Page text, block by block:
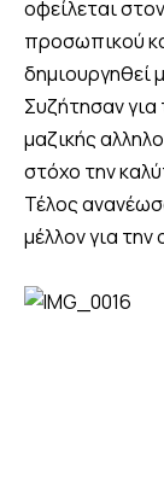
οφείλεται
προσωπικού
δημιουργηθεί
Συζήτησαν για
μαζικής
στόχο την
Τέλος
μέλλον για